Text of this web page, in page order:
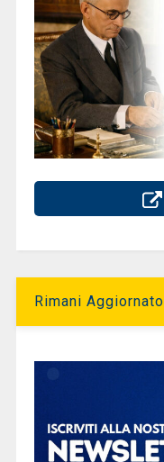
Rimani Aggiornato